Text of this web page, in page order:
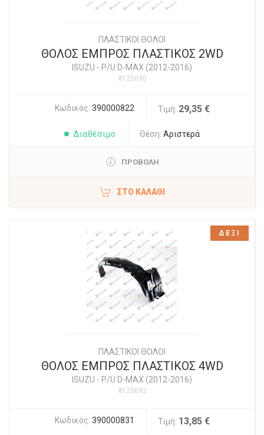
ΠΛΑΣΤΙΚΟΙ ΘΟΛΟΙ
ΘΟΛΟΣ ΕΜΠΡΟΣ ΠΛΑΣΤΙΚΟΣ 2WD
ISUZU - P/U D-MAX (2012-2016)
#125690
Κωδικός: 390000822 Τιμή: 29,35 €
Διαθέσιμο Θέση: Αριστερά
ΠΡΟΒΟΛΗ
ΣΤΟ ΚΑΛΆΘΙ
ΠΛΑΣΤΙΚΟΙ ΘΟΛΟΙ
ΘΟΛΟΣ ΕΜΠΡΟΣ ΠΛΑΣΤΙΚΟΣ 4WD
ISUZU - P/U D-MAX (2012-2016)
#125692
Κωδικός: 390000831 Τιμή: 13,85 €
ΔΕΞΙ